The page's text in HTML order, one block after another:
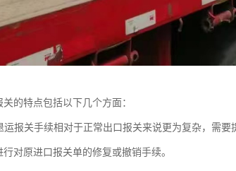
的特点包括以下几个方面：
运报关手续相对于正常出口报关来说更为复杂，需
对原进口报关单的修复或撤销手续。